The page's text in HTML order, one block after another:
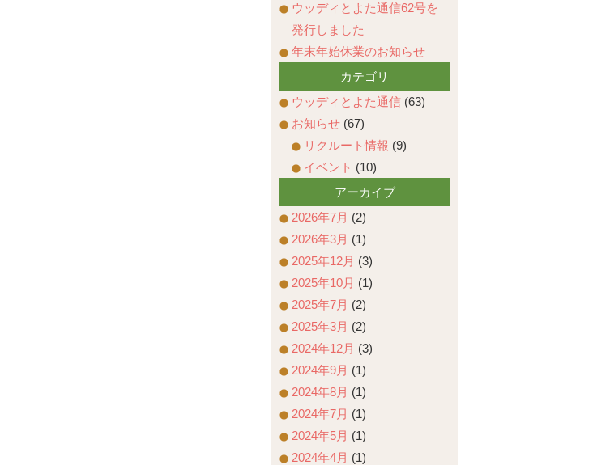
ウッディとよた通信62号を
発行しました
年末年始休業のお知らせ
カテゴリ
ウッディとよた通信 (63)
お知らせ (67)
リクルート情報 (9)
イベント (10)
アーカイブ
2026年7月 (2)
2026年3月 (1)
2025年12月 (3)
2025年10月 (1)
2025年7月 (2)
2025年3月 (2)
2024年12月 (3)
2024年9月 (1)
2024年8月 (1)
2024年7月 (1)
2024年5月 (1)
2024年4月 (1)